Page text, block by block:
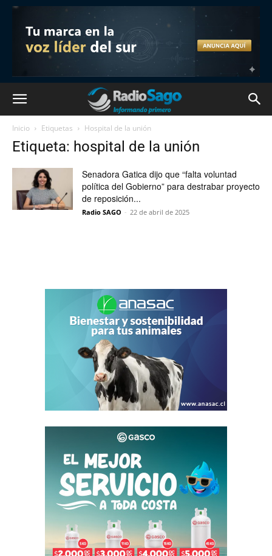
Inicio Etiquetas Hospital de la unión
Etiqueta: hospital de la unión
Senadora Gatica dijo que “falta voluntad
política del Gobierno” para destrabar proyecto
de reposición...
Radio SAGO - 22 de abril de 2025